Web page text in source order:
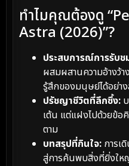
ทำไมคุณต้องดู
Astra (2026)”?
ประสบการณ์การรับช
ผสมผสานความอ้างว้
รู้สึกของมนุษย์ได้อย่
ปรัชญาชีวิตที่ลึกซึ้ง:
เต้น แต่แฝงไปด้วยข้
ตาม
บทสรุปที่กินใจ: การเ
สู่การค้นพบสิ่งที่ยิ่งใหญ่